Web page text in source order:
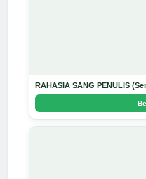
RAHASIA SANG PENULIS